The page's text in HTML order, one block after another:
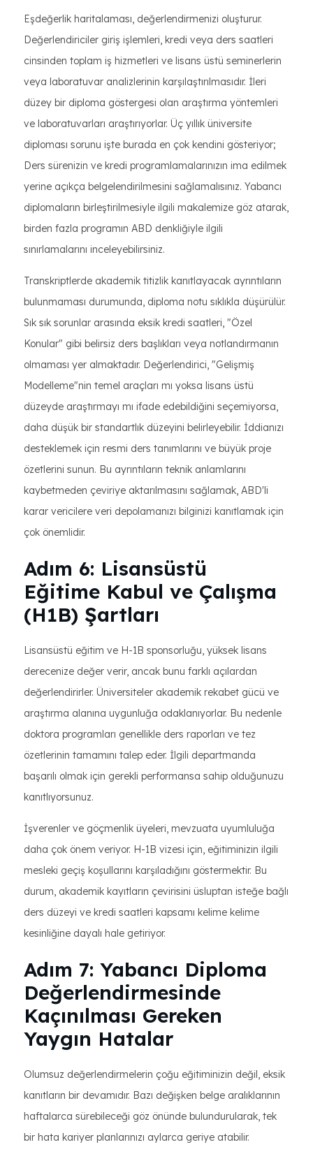
Eşdeğerlik haritalaması, değerlendirmenizi oluşturur.
Değerlendiriciler giriş işlemleri, kredi veya ders saatleri
cinsinden toplam iş hizmetleri ve lisans üstü seminerlerin
veya laboratuvar analizlerinin karşılaştırılmasıdır. İleri
düzey bir diploma göstergesi olan araştırma yöntemleri
ve laboratuvarları araştırıyorlar. Üç yıllık üniversite
diploması sorunu işte burada en çok kendini gösteriyor;
Ders sürenizin ve kredi programlamalarınızın ima edilmek
yerine açıkça belgelendirilmesini sağlamalısınız. Yabancı
diplomaların birleştirilmesiyle ilgili makalemize göz atarak,
birden fazla programın ABD denkliğiyle ilgili
sınırlamalarını inceleyebilirsiniz.
Transkriptlerde akademik titizlik kanıtlayacak ayrıntıların
bulunmaması durumunda, diploma notu sıklıkla düşürülür.
Sık sık sorunlar arasında eksik kredi saatleri, "Özel
Konular" gibi belirsiz ders başlıkları veya notlandırmanın
olmaması yer almaktadır. Değerlendirici, "Gelişmiş
Modelleme"nin temel araçları mı yoksa lisans üstü
düzeyde araştırmayı mı ifade edebildiğini seçemiyorsa,
daha düşük bir standartlık düzeyini belirleyebilir. İddianızı
desteklemek için resmi ders tanımlarını ve büyük proje
özetlerini sunun. Bu ayrıntıların teknik anlamlarını
kaybetmeden çeviriye aktarılmasını sağlamak, ABD'li
karar vericilere veri depolamanızı bilginizi kanıtlamak için
çok önemlidir.
Adım 6: Lisansüstü
Eğitime Kabul ve Çalışma
(H1B) Şartları
Lisansüstü eğitim ve H-1B sponsorluğu, yüksek lisans
derecenize değer verir, ancak bunu farklı açılardan
değerlendirirler. Üniversiteler akademik rekabet gücü ve
araştırma alanına uygunluğa odaklanıyorlar. Bu nedenle
doktora programları genellikle ders raporları ve tez
özetlerinin tamamını talep eder. İlgili departmanda
başarılı olmak için gerekli performansa sahip olduğunuzu
kanıtlıyorsunuz.
İşverenler ve göçmenlik üyeleri, mevzuata uyumluluğa
daha çok önem veriyor. H-1B vizesi için, eğitiminizin ilgili
mesleki geçiş koşullarını karşıladığını göstermektir. Bu
durum, akademik kayıtların çevirisini üsluptan isteğe bağlı
ders düzeyi ve kredi saatleri kapsamı kelime kelime
kesinliğine dayalı hale getiriyor.
Adım 7: Yabancı Diploma
Değerlendirmesinde
Kaçınılması Gereken
Yaygın Hatalar
Olumsuz değerlendirmelerin çoğu eğitiminizin değil, eksik
kanıtların bir devamıdır. Bazı değişken belge aralıklarının
haftalarca sürebileceği göz önünde bulundurularak, tek
bir hata kariyer planlarınızı aylarca geriye atabilir.